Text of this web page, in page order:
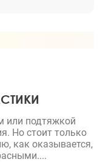
или подтяжкой
Но стоит только
как оказывается,